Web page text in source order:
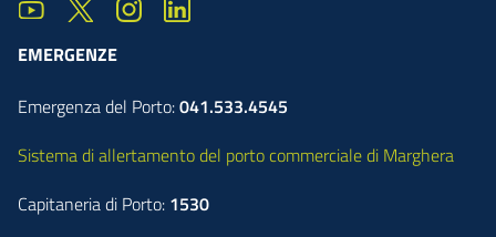
EMERGENZE
Emergenza del Porto:041.533.4545
Sistema di allertamento del porto commerciale di Marghera
Capitaneria di Porto: 1530